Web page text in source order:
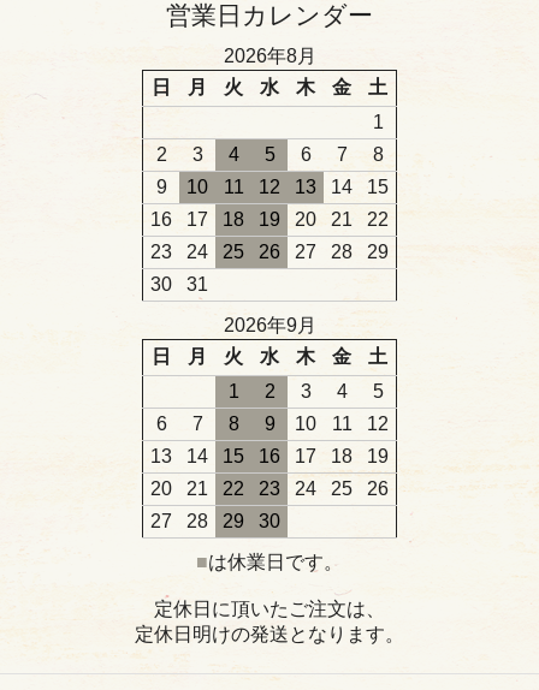
営業日カレンダー
2026年8月
日
月 火 水 木 金
土
1
2
3 4 5 6 7
8
9
10 11 12 13 14
15
16
17 18 19 20 21
22
23
24 25 26 27 28
29
30
31
2026年9月
日
月 火 水 木 金
土
1
2 3 4
5
6
7 8 9 10 11
12
13
14 15 16 17 18
19
20
21 22 23 24 25
26
27
28 29
30
■は休業日です。
定休日に頂いたご注文は、
定休日明けの発送となります。